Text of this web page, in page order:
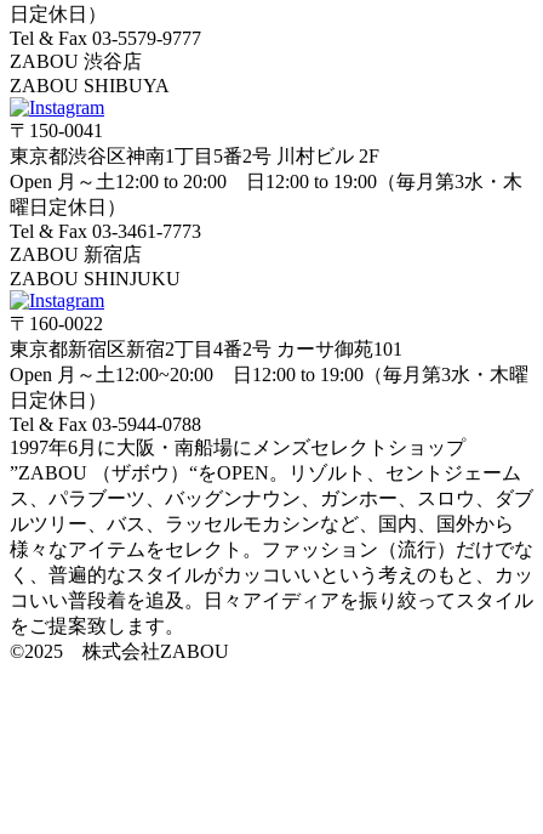
日定休日）
Tel & Fax 03-5579-9777
ZABOU 渋谷店
ZABOU SHIBUYA
〒150-0041
東京都渋谷区神南1丁目5番2号 川村ビル 2F
Open 月～土12:00 to 20:00 日12:00 to 19:00（毎月第3水・木
曜日定休日）
Tel & Fax 03-3461-7773
ZABOU 新宿店
ZABOU SHINJUKU
〒160-0022
東京都新宿区新宿2丁目4番2号 カーサ御苑101
Open 月～土12:00~20:00 日12:00 to 19:00（毎月第3水・木曜
日定休日）
Tel & Fax 03-5944-0788
1997年6月に大阪・南船場にメンズセレクトショップ
”ZABOU （ザボウ）“をOPEN。リゾルト、セントジェーム
ス、パラブーツ、バッグンナウン、ガンホー、スロウ、ダブ
ルツリー、バス、ラッセルモカシンなど、国内、国外から
様々なアイテムをセレクト。ファッション（流行）だけでな
く、普遍的なスタイルがカッコいいという考えのもと、カッ
コいい普段着を追及。日々アイディアを振り絞ってスタイル
をご提案致します。
©2025 株式会社ZABOU